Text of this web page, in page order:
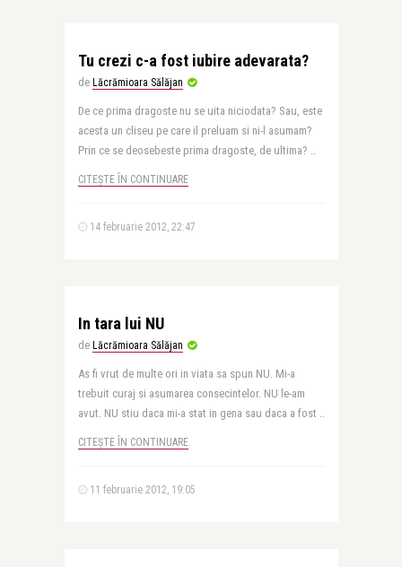
Tu crezi c-a fost iubire adevarata?
de Lăcrămioara Sălăjan
De ce prima dragoste nu se uita niciodata? Sau, este
acesta un cliseu pe care il preluam si ni-l asumam?
Prin ce se deosebeste prima dragoste, de ultima? ..
CITEȘTE ÎN CONTINUARE
14 februarie 2012, 22:47
In tara lui NU
de Lăcrămioara Sălăjan
As fi vrut de multe ori in viata sa spun NU. Mi-a
trebuit curaj si asumarea consecintelor. NU le-am
avut. NU stiu daca mi-a stat in gena sau daca a fost ..
CITEȘTE ÎN CONTINUARE
11 februarie 2012, 19:05